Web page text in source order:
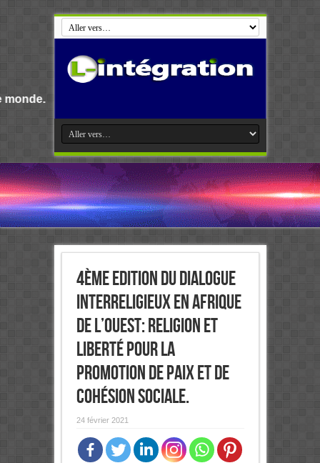
4ème Edition du Dialogue
interreligieux en Afrique
de l’Ouest: Religion et
liberté pour la
promotion de paix et de
cohésion sociale.
24 février 2021